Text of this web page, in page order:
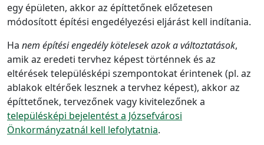
egy épületen, akkor az építtetőnek előzetesen
módosított építési engedélyezési eljárást kell indítania.
Ha nem építési engedély kötelesek azok a változtatások,
amik az eredeti tervhez képest történnek és az
eltérések településképi szempontokat érintenek (pl. az
ablakok eltérőek lesznek a tervhez képest), akkor az
építtetőnek, tervezőnek vagy kivitelezőnek a
településképi bejelentést a Józsefvárosi
Önkormányzatnál kell lefolytatnia.